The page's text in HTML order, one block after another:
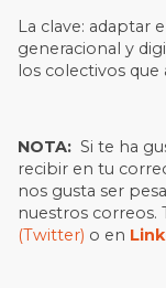
La clave: adaptar
generacional y
los colectivos que
NOTA: Si te ha
recibir en tu
nos gusta ser
nuestros
(Twitter) o en